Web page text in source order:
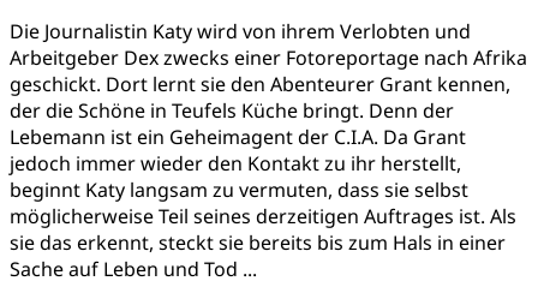
Die Journalistin Katy wird von ihrem Verlobten und
Arbeitgeber Dex zwecks einer Fotoreportage nach Afrika
geschickt. Dort lernt sie den Abenteurer Grant kennen,
der die Schöne in Teufels Küche bringt. Denn der
Lebemann ist ein Geheimagent der C.I.A. Da Grant
jedoch immer wieder den Kontakt zu ihr herstellt,
beginnt Katy langsam zu vermuten, dass sie selbst
möglicherweise Teil seines derzeitigen Auftrages ist. Als
sie das erkennt, steckt sie bereits bis zum Hals in einer
Sache auf Leben und Tod ...